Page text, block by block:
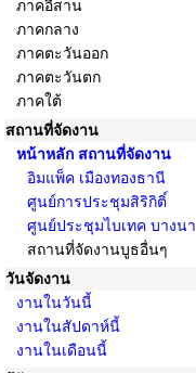
ภาคอีสาน
ภาคกลาง
ภาคตะวันออก
ภาคตะวันตก
ภาคใต้
สถานที่จัดงาน
หน้าหลัก สถานที่จัดงาน
อิมแพ็ค เมืองทองธานี
ศูนย์การประชุมสิริกิติ์
ศูนย์ประชุมไบเทค บางนา
สถานที่จัดงานบูธอื่นๆ
วันจัดงาน
งานในวันนี้
งานในสัปดาห์นี้
งานในเดือนนี้